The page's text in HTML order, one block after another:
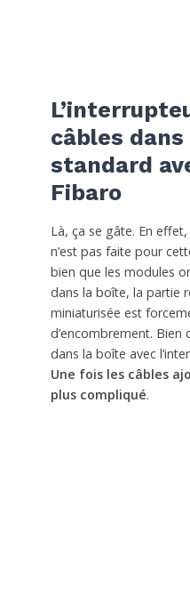
câbles
standard
Fibaro
Là, ça se gâte. En
n’est pas faite pour
bien que les modules
dans la boîte, la partie
miniaturisée est
d’encombrement.
dans la boîte avec
Une fois les câbles
plus compliqué.